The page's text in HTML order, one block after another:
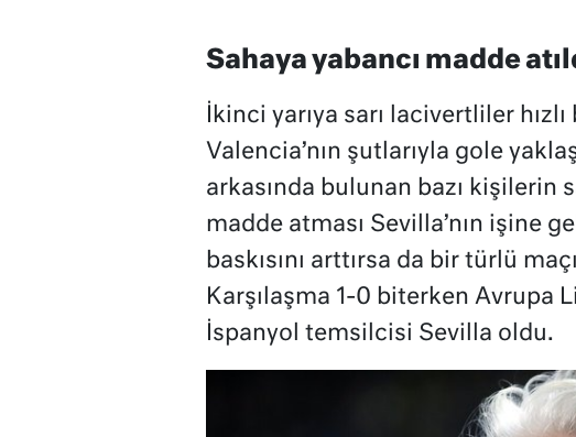
Sahaya yabancı madde
İkinci yarıya sarı lacivertliler
Valencia’nın şutlarıyla gole
arkasında bulunan bazı kişilerin
madde atması Sevilla’nın işine
baskısını arttırsa da bir türlü
Karşılaşma 1-0 biterken Avrupa
İspanyol temsilcisi Sevilla oldu.